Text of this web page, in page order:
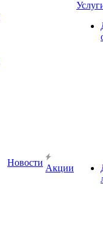
Новости
Акции